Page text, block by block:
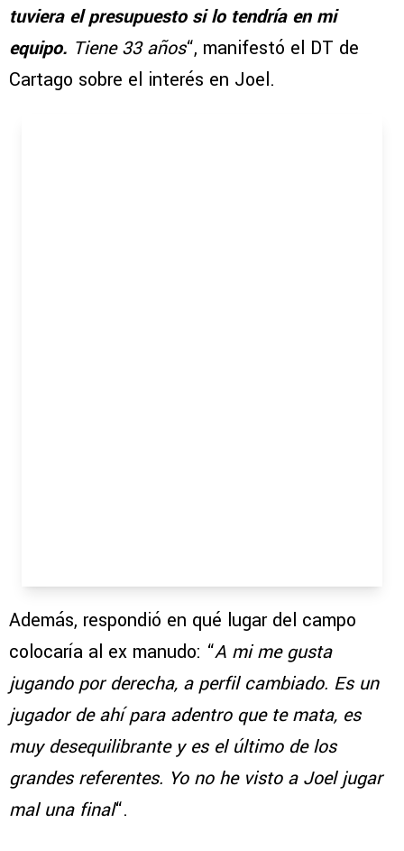
tuviera el presupuesto si lo tendría en mi
equipo. Tiene 33 años“, manifestó el DT de
Cartago sobre el interés en Joel.
Además, respondió en qué lugar del campo
colocaría al ex manudo: “A mi me gusta
jugando por derecha, a perfil cambiado. Es un
jugador de ahí para adentro que te mata, es
muy desequilibrante y es el último de los
grandes referentes. Yo no he visto a Joel jugar
mal una final“.